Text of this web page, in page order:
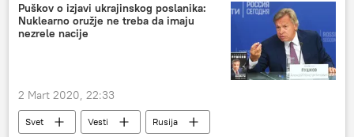
Puškov o izjavi ukrajinskog poslanika:
Nuklearno oružje ne treba da imaju
nezrele nacije
2 Mart 2020, 22:33
Svet Vesti
Rusija